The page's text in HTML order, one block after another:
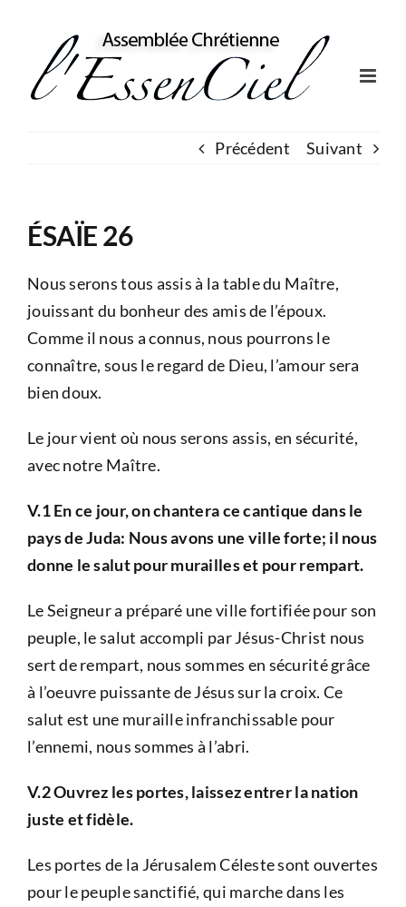
content
Précédent Suivant
ÉSAÏE 26
Nous serons tous assis à la table du Maître,
jouissant du bonheur des amis de l’époux.
Comme il nous a connus, nous pourrons le
connaître, sous le regard de Dieu, l’amour sera
bien doux.
Le jour vient où nous serons assis, en sécurité,
avec notre Maître.
V.1 En ce jour, on chantera ce cantique dans le
pays de Juda: Nous avons une ville forte; il nous
donne le salut pour murailles et pour rempart.
Le Seigneur a préparé une ville fortifiée pour son
peuple, le salut accompli par Jésus-Christ nous
sert de rempart, nous sommes en sécurité grâce
à l’oeuvre puissante de Jésus sur la croix. Ce
salut est une muraille infranchissable pour
l’ennemi, nous sommes à l’abri.
V.2 Ouvrez les portes, laissez entrer la nation
juste et fidèle.
Les portes de la Jérusalem Céleste sont ouvertes
pour le peuple sanctifié, qui marche dans les